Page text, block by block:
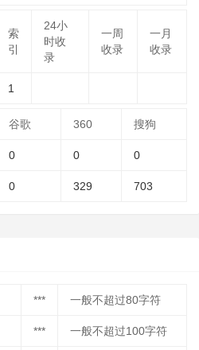
索
引
24小
时收
录
一周
收录
一月
收录
1
谷歌 360 搜狗
0 0 0
0 329 703
*** 一般不超过80字符
*** 一般不超过100字符